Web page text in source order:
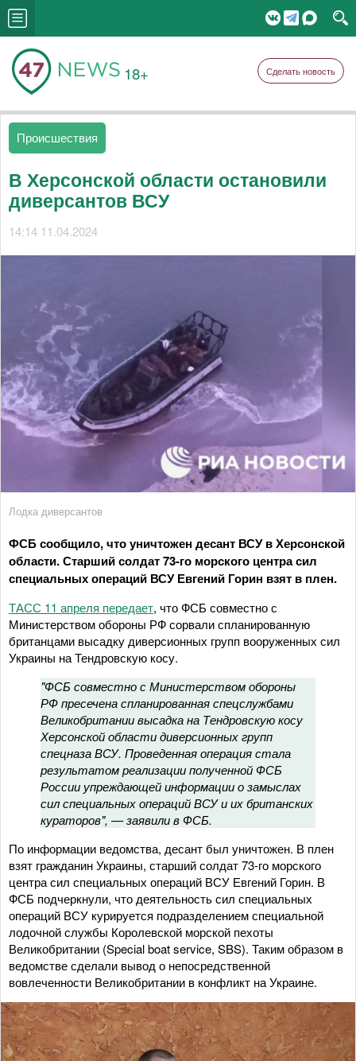
18+ Сделать новость
Происшествия
В Херсонской области остановили
диверсантов ВСУ
14:14 11.04.2024
Лодка диверсантов
ФСБ сообщило, что уничтожен десант ВСУ в Херсонской
области. Старший солдат 73-го морского центра сил
специальных операций ВСУ Евгений Горин взят в плен.
ТАСС 11 апреля передает, что ФСБ совместно с
Министерством обороны РФ сорвали спланированную
британцами высадку диверсионных групп вооруженных сил
Украины на Тендровскую косу.
"ФСБ совместно с Министерством обороны
РФ пресечена спланированная спецслужбами
Великобритании высадка на Тендровскую косу
Херсонской области диверсионных групп
спецназа ВСУ. Проведенная операция стала
результатом реализации полученной ФСБ
России упреждающей информации о замыслах
сил специальных операций ВСУ и их британских
кураторов", — заявили в ФСБ.
По информации ведомства, десант был уничтожен. В плен
взят гражданин Украины, старший солдат 73-го морского
центра сил специальных операций ВСУ Евгений Горин. В
ФСБ подчеркнули, что деятельность сил специальных
операций ВСУ курируется подразделением специальной
лодочной службы Королевской морской пехоты
Великобритании (Special boat service, SBS). Таким образом в
ведомстве сделали вывод о непосредственной
вовлеченности Великобритании в конфликт на Украине.